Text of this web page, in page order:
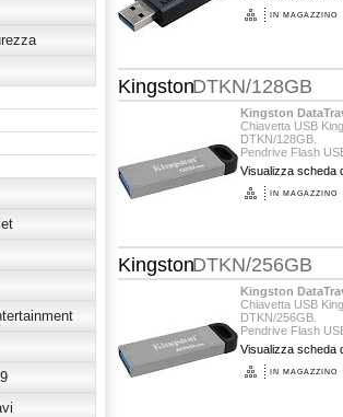
IN MAGAZZINO
KingstonDTKN/128GB
Kingston
Chiavetta USB
DTKN/128GB.
Pendrive Flash
protettivo.
Visualizza scheda
IN MAGAZZINO
KingstonDTKN/256GB
Kingston
Chiavetta USB
DTKN/256GB.
Pendrive Flash
protettivo.
Visualizza scheda
IN MAGAZZINO